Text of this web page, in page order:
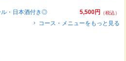
5,500円
（税込）
ル・日本酒付き◎
コース・メニューをもっと見る